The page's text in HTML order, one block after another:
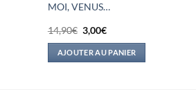
MOI, VENUS…
14,90€ Le
prix
initial
était :
14,90€.
3,00€Le
actuel
est :
3,00€.
AJOUTER AU PANIER